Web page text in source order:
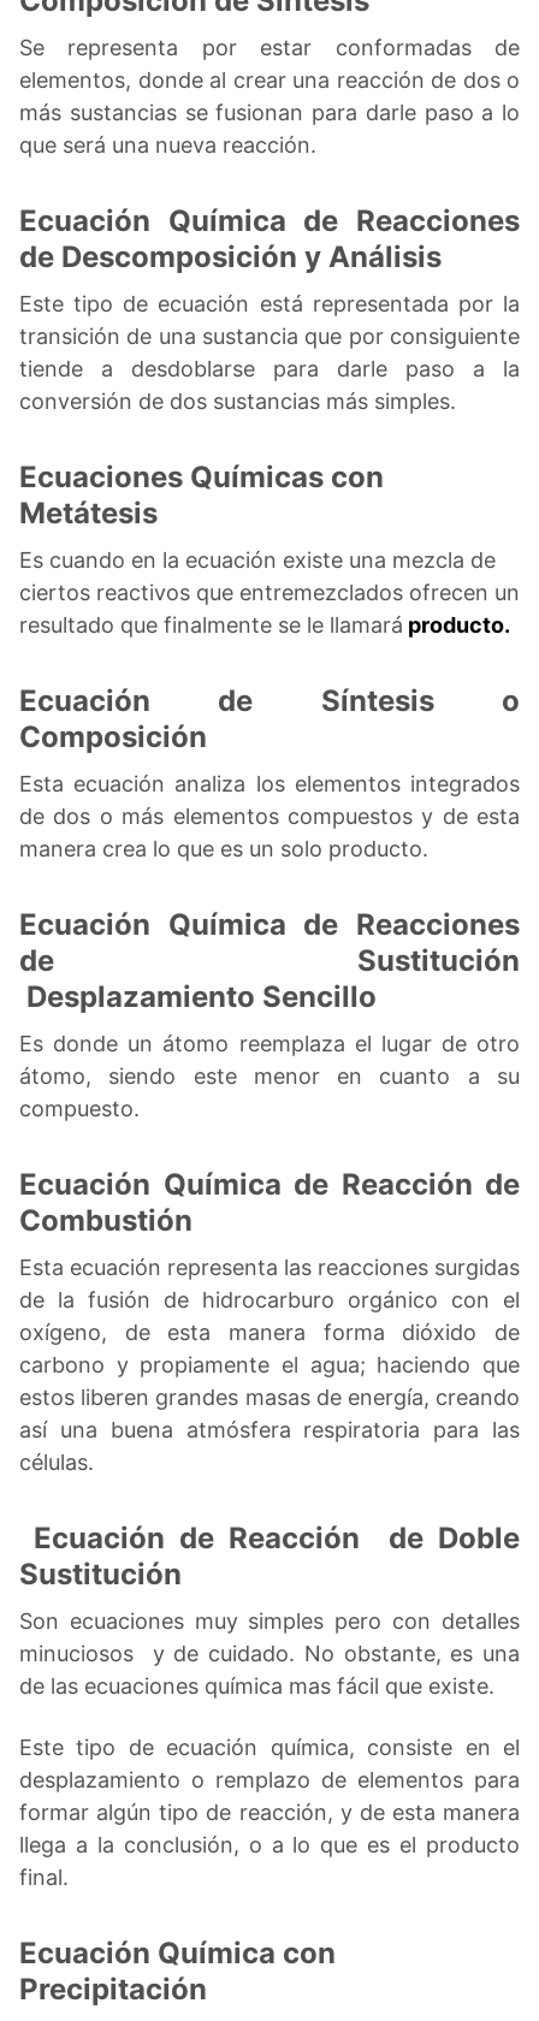
Se representa por estar conformadas de
elementos, donde al crear una reacción de dos o
más sustancias se fusionan para darle paso a lo
que será una nueva reacción.
Ecuación Química de Reacciones
de Descomposición y Análisis
Este tipo de ecuación está representada por la
transición de una sustancia que por consiguiente
tiende a desdoblarse para darle paso a la
conversión de dos sustancias más simples.
Ecuaciones Químicas con
Metátesis
Es cuando en la ecuación existe una mezcla de
ciertos reactivos que entremezclados ofrecen un
resultado que finalmente se le llamará producto.
Ecuación de Síntesis o
Composición
Esta ecuación analiza los elementos integrados
de dos o más elementos compuestos y de esta
manera crea lo que es un solo producto.
Ecuación Química de Reacciones
de Sustitución
Desplazamiento Sencillo
Es donde un átomo reemplaza el lugar de otro
átomo, siendo este menor en cuanto a su
compuesto.
Ecuación Química de Reacción de
Combustión
Esta ecuación representa las reacciones surgidas
de la fusión de hidrocarburo orgánico con el
oxígeno, de esta manera forma dióxido de
carbono y propiamente el agua; haciendo que
estos liberen grandes masas de energía, creando
así una buena atmósfera respiratoria para las
células.
Ecuación de Reacción de Doble
Sustitución
Son ecuaciones muy simples pero con detalles
minuciosos y de cuidado. No obstante, es una
de las ecuaciones química mas fácil que existe.
Este tipo de ecuación química, consiste en el
desplazamiento o remplazo de elementos para
formar algún tipo de reacción, y de esta manera
llega a la conclusión, o a lo que es el producto
final.
Ecuación Química con
Precipitación